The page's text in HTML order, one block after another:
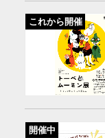
これから開催
開催中